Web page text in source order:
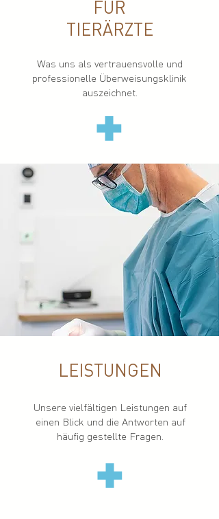
FÜR
TIERÄRZTE
Was uns als vertrauensvolle und
professionelle Überweisungsklinik
auszeichnet.
LEISTUNGEN
Unsere vielfältigen Leistungen auf
einen Blick und die Antworten auf
häufig gestellte Fragen.